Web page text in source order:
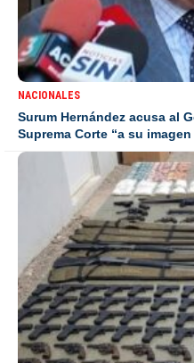
NACIONALES
Surum Hernández acusa al
Suprema Corte “a su